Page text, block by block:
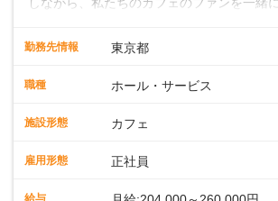
クの作成お客様のご案内、レジ対応軽食メ
ート体制充実コーヒーの知識から接客マナ
年齢層が活躍しており、チームワークも抜
業務に馴染める環境です。「カフェの接客
ッフとして経験を積んだ後、店長を目指し
勤務先情報 東京都
職種 ホール・サービス
施設形態 カフェ
雇用形態 正社員
給与